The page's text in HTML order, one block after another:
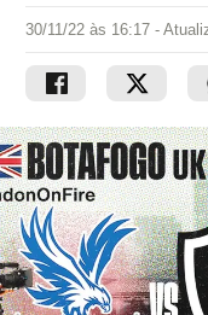
30/11/22 às 16:17 -